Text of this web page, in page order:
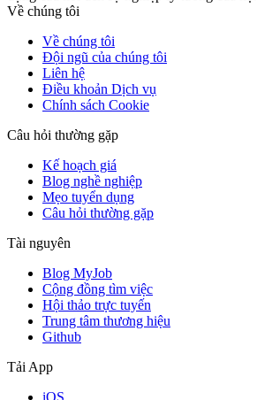
Về chúng tôi
Về chúng tôi
Đội ngũ của chúng tôi
Liên hệ
Điều khoản Dịch vụ
Chính sách Cookie
Câu hỏi thường gặp
Kế hoạch giá
Blog nghề nghiệp
Mẹo tuyển dụng
Câu hỏi thường gặp
Tài nguyên
Blog MyJob
Cộng đồng tìm việc
Hội thảo trực tuyến
Trung tâm thương hiệu
Github
Tải App
iOS